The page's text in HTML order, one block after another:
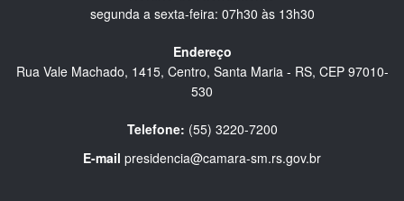
segunda a sexta-feira: 07h30 às 13h30
Endereço
Rua Vale Machado, 1415, Centro, Santa Maria - RS, CEP 97010-
530
Telefone: (55) 3220-7200
E-mail presidencia@camara-sm.rs.gov.br